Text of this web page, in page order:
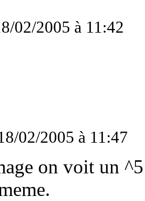
02/2005 à 11:42
02/2005 à 11:47
on voit un